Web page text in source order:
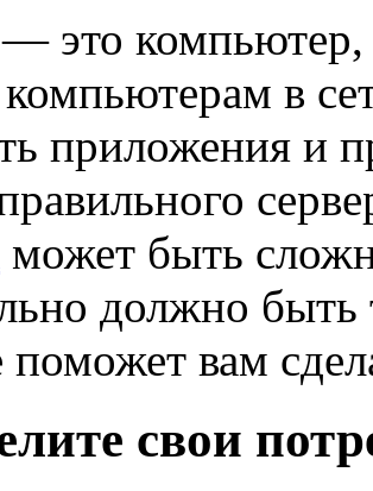
это компьютер,
в
приложения и
может быть
должно
поможет вам
свои